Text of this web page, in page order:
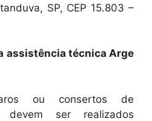
SP, CEP 15.803 –
assistência técnica Arge
ou consertos de
devem ser realizados